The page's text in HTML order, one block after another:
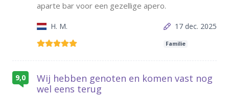
aparte bar voor een gezellige apero.
H. M. 17 dec. 2025
Familie
9,0
Wij hebben genoten en komen vast nog
wel eens terug